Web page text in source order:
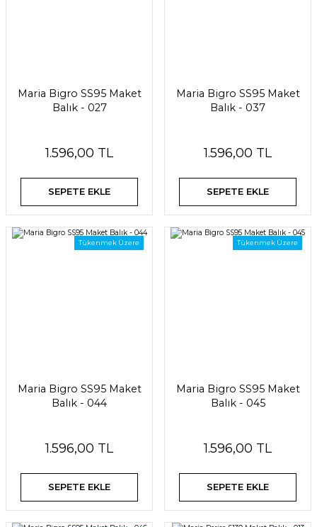
Maria Bigro SS95 Maket
Balık - 027
1.596,00 TL
SEPETE EKLE
Maria Bigro SS95 Maket
Balık - 037
1.596,00 TL
SEPETE EKLE
Tükenmek Üzere
Maria Bigro SS95 Maket
Balık - 044
1.596,00 TL
SEPETE EKLE
Tükenmek Üzere
Maria Bigro SS95 Maket
Balık - 045
1.596,00 TL
SEPETE EKLE